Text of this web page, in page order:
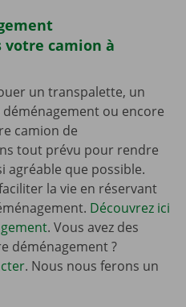
camion à
un transpalette, un
ou encore
camion de
tout prévu pour rendre
agréable que possible.
la vie en réservant
Découvrez ici
. Vous avez des
déménagement ?
. Nous nous ferons un